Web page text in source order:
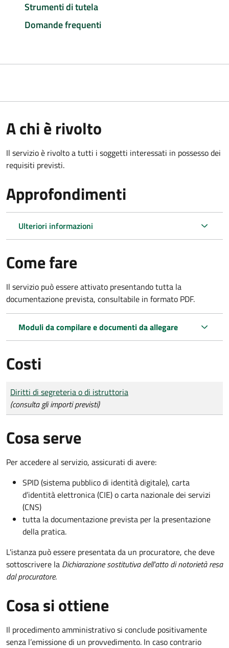
Strumenti di tutela
Domande frequenti
A chi è rivolto
Il servizio è rivolto a tutti i soggetti interessati in possesso dei
requisiti previsti.
Approfondimenti
Ulteriori informazioni
Come fare
Il servizio può essere attivato presentando tutta la
documentazione prevista, consultabile in formato PDF.
Moduli da compilare e documenti da allegare
Costi
Tipo di pagamento
Importo
Diritti di segreteria o di istruttoria
(consulta gli importi previsti)
Cosa serve
Per accedere al servizio, assicurati di avere:
SPID (sistema pubblico di identità digitale), carta
d’identità elettronica (CIE) o carta nazionale dei servizi
(CNS)
tutta la documentazione prevista per la presentazione
della pratica.
L'istanza può essere presentata da un procuratore, che deve
sottoscrivere la Dichiarazione sostitutiva dell'atto di notorietà resa
dal procuratore.
Cosa si ottiene
Il procedimento amministrativo si conclude positivamente
senza l’emissione di un provvedimento. In caso contrario